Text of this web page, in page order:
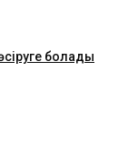
болады